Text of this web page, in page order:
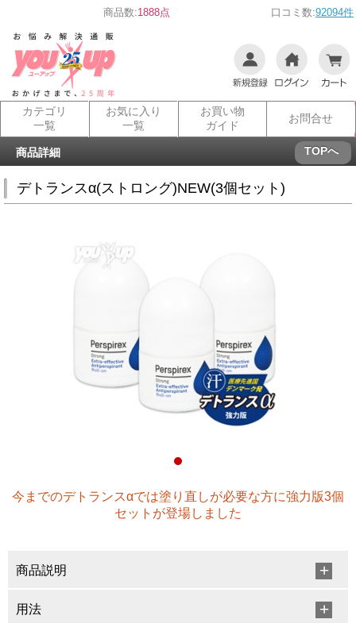
商品数:1888点 口コミ数:92094件
カテゴリ
一覧
お気に入り
一覧
お買い物
ガイド
お問合せ
商品詳細 TOPへ
デトランスα(ストロング)NEW(3個セット)
今までのデトランスαでは塗り直しが必要な方に強力版3個
セットが登場しました
商品説明
用法